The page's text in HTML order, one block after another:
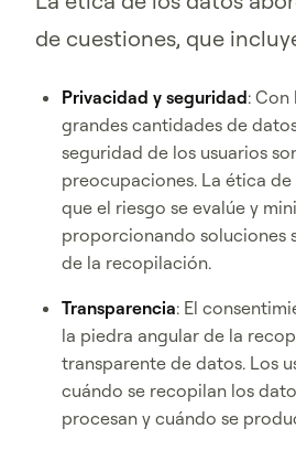
de cuestiones, que
Privacidad y seguridad:
grandes cantidades de
seguridad de los usuarios
preocupaciones. La ética
que el riesgo se evalúe y
proporcionando soluciones
de la recopilación.
Transparencia: El
la piedra angular de la
transparente de datos. Los
cuándo se recopilan los
procesan y cuándo se